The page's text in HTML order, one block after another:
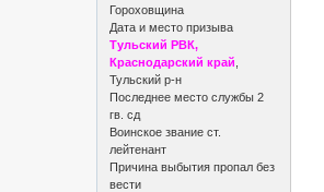
Гороховщина
Дата и место призыва
Тульский РВК,
Краснодарский край
Тульский р-н
Последнее место службы 2
гв. сд
Воинское звание ст.
лейтенант
Причина выбытия пропал без
вести